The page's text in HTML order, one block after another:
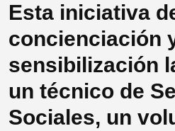
Esta iniciativa
concienciación
sensibilización
un técnico de
Sociales, un